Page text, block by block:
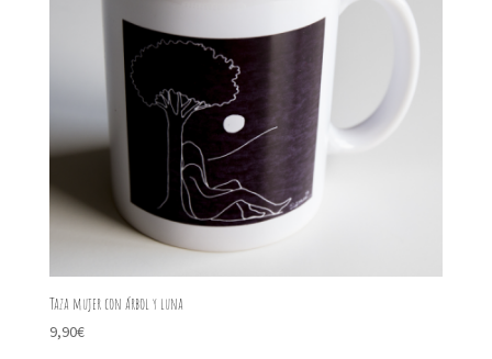
Taza mujer con árbol y luna
9,90€